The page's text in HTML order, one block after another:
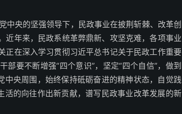
央的坚强领导下，民政事业在披荆斩棘、改革创
年来，民政系统革弊鼎新、攻坚克难，各项事业
正在深入学习贯彻习近平总书记关于民政工作重要
要不断增强“四个意识”，坚定“四个自信”，做到
中央周围，始终保持砥砺奋进的精神状态，自觉践
活的向往作出新贡献，谱写民政事业改革发展的新